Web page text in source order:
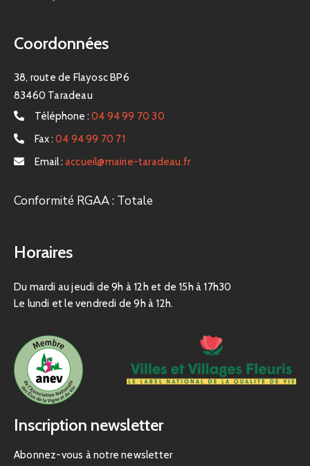
Coordonnées
38, route de Flayosc BP6
83460 Taradeau
Téléphone : 04 94 99 70 30
Fax : 04 94 99 70 71
Email : accueil@mairie-taradeau.fr
Conformité RGAA : Totale
Horaires
Du mardi au jeudi de 9h à 12h et de 15h à 17h30
Le lundi et le vendredi de 9h à 12h.
Inscription newsletter
Abonnez-vous à notre newsletter